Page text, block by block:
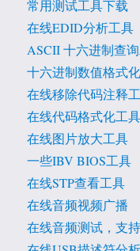
常用测试工具下载
在线EDID分析工具
ASCII 十六进制查
十六进制数值格式
在线移除代码注释
在线代码格式化工具
在线图片放大工具
一些IBV BIOS工具
在线STP查看工具
在线音频视频广播
在线音频测试，支